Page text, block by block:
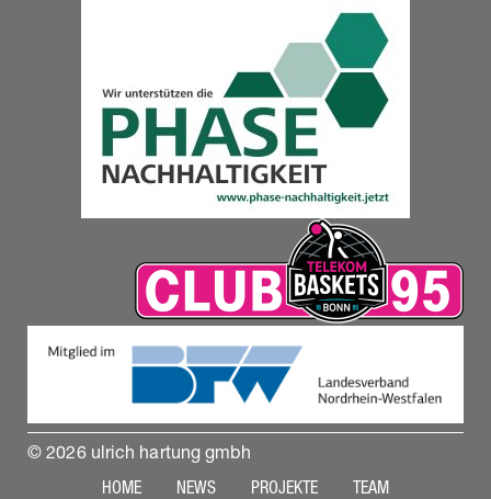
© 2026 ulrich hartung gmbh
HOME
NEWS PROJEKTE TEAM